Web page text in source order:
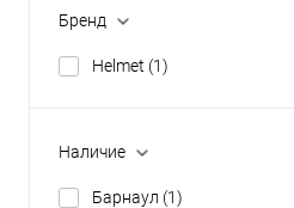
Бренд
Helmet (1)
Наличие
Барнаул (1)